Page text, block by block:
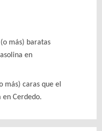
más) baratas
en
más) caras que el
Cerdedo.